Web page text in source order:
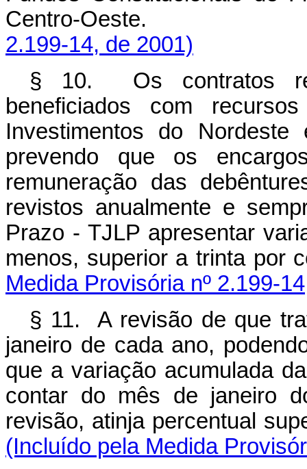
Centro-
2.199-14, de 2001)
§ 10. Os contratos
beneficiados com
Investimentos do
prevendo que os
remuneração das
revistos anualmente e
Prazo - TJLP apresentar
menos, superior a
Medida Provisória nº 2.199-
§ 11. A revisão de que
janeiro de cada ano,
que a variação acumulada
contar do mês de janeiro
revisão, atinja
(Incluído pela Medida